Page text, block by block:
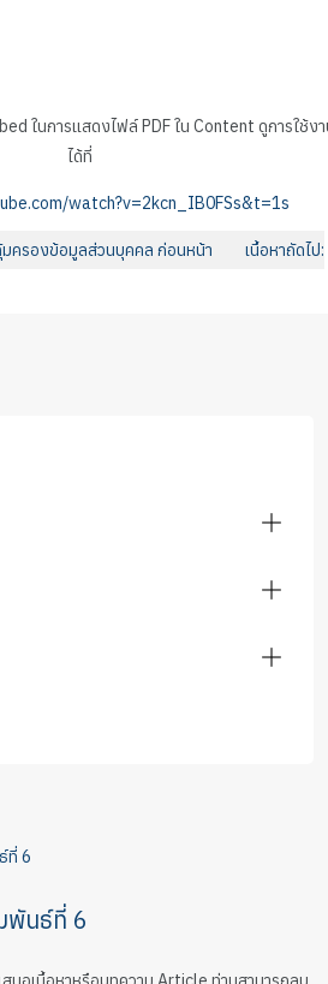
ในการแสดงไฟล์ PDF ใน Content ดูการใช้ง
ได้ที่
watch?v=2kcn_IB0FSs&t=1s
มครองข้อมูลส่วนบุคคล ก่อนหน้า
เนื้อหาถัดไป:
พันธ์ที่ 6